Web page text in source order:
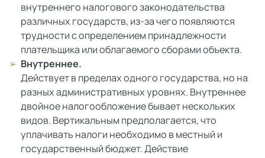
внутреннего налогового законодательства
различных государств, из-за чего появляются
трудности с определением принадлежности
плательщика или облагаемого сборами объекта.
Внутреннее.
Действует в пределах одного государства, но на
разных административных уровнях. Внутреннее
двойное налогообложение бывает нескольких
видов. Вертикальным предполагается, что
уплачивать налоги необходимо в местный и
государственный бюджет. Действие